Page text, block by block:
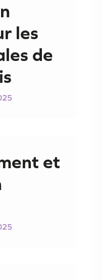
les
de
et